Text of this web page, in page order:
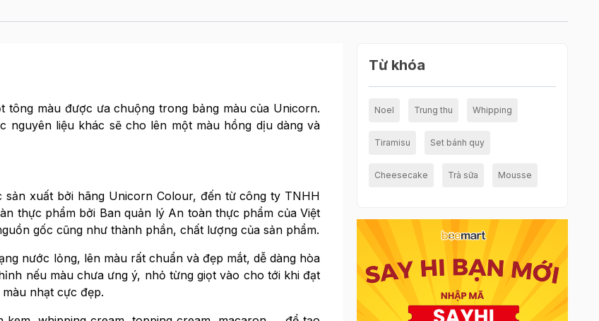
tông màu được ưa chuộng trong bảng màu của Unicorn.
liệu khác sẽ cho lên một màu hồng dịu dàng và
xuất bởi hãng Unicorn Colour, đến từ công ty TNHH
thực phẩm bởi Ban quản lý An toàn thực phẩm của Việt
gốc cũng như thành phần, chất lượng của sản phẩm.
nước lỏng, lên màu rất chuẩn và đẹp mắt, dễ dàng hòa
nếu màu chưa ưng ý, nhỏ từng giọt vào cho tới khi đạt
nhạt cực đẹp.
Từ khóa
Noel Trung thu Whipping
Tiramisu Set bánh quy
Cheesecake Trà sữa Mousse